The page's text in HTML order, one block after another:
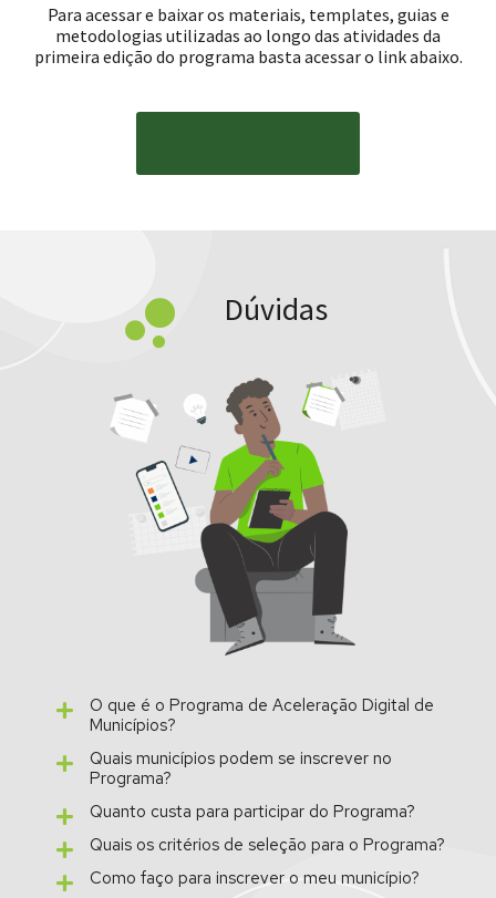
Para acessar e baixar os materiais, templates, guias e
metodologias utilizadas ao longo das atividades da
primeira edição do programa basta acessar o link abaixo.
Dúvidas
O que é o Programa de Aceleração Digital de
Municípios?
Quais municípios podem se inscrever no
Programa?
Quanto custa para participar do Programa?
Quais os critérios de seleção para o Programa?
Como faço para inscrever o meu município?